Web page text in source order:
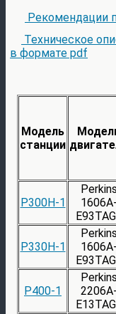
Рекомендации
Техническое
в формате pdf
Модель
станции
P300H-1
Perkins
1606A-
P330H-1
Perkins
1606A-
P400-1
Perkins
2206A-